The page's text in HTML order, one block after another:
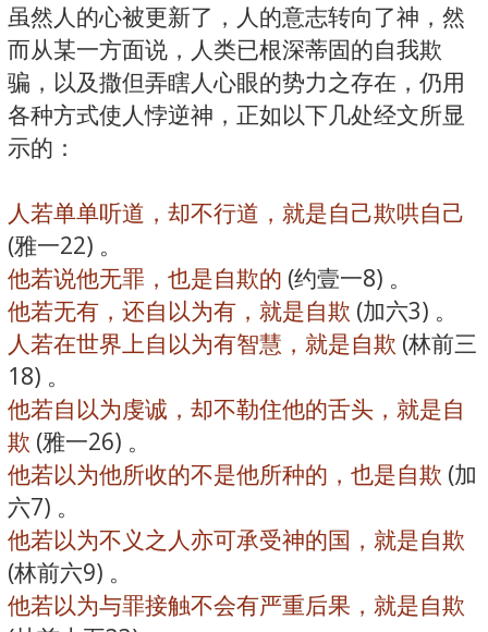
虽然人的心被更新了，人的意志转向了神，然
而从某一方面说，人类已根深蒂固的自我欺
骗，以及撒但弄瞎人心眼的势力之存在，仍用
各种方式使人悖逆神，正如以下几处经文所显
示的：
人若单单听道，却不行道，就是自己欺哄自己
(雅一22) 。
他若说他无罪，也是自欺的 (约壹一8) 。
他若无有，还自以为有，就是自欺 (加六3) 。
人若在世界上自以为有智慧，就是自欺 (林前三
18) 。
他若自以为虔诚，却不勒住他的舌头，就是自
欺 (雅一26) 。
他若以为他所收的不是他所种的，也是自欺 (加
六7) 。
他若以为不义之人亦可承受神的国，就是自欺
(林前六9) 。
他若以为与罪接触不会有严重后果，就是自欺